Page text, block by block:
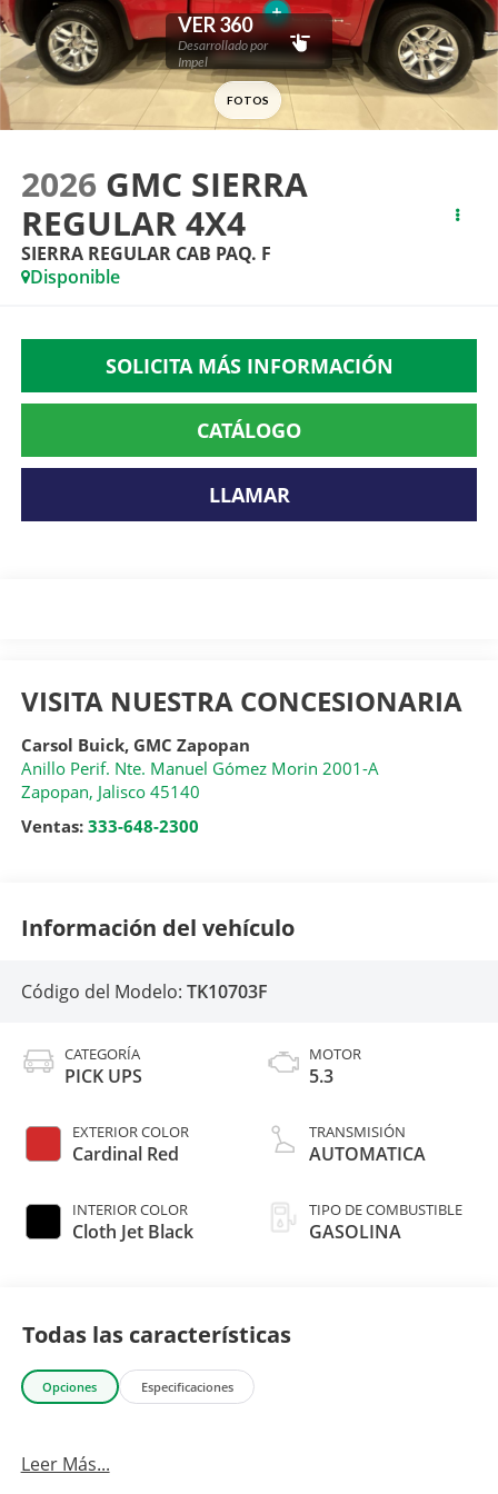
2026 GMC SIERRA
REGULAR 4X4
SIERRA REGULAR CAB PAQ. F
Disponible
SOLICITA MÁS INFORMACIÓN
CATÁLOGO
LLAMAR
VISITA NUESTRA CONCESIONARIA
Carsol Buick, GMC Zapopan
Anillo Perif. Nte. Manuel Gómez Morin 2001-A
Zapopan, Jalisco 45140
Ventas: 333-648-2300
Información del vehículo
Código del Modelo: TK10703F
CATEGORÍA
PICK UPS
EXTERIOR COLOR
Cardinal Red
INTERIOR COLOR
Cloth Jet Black
MOTOR
5.3
TRANSMISIÓN
AUTOMATICA
TIPO DE COMBUSTIBLE
GASOLINA
Todas las características
Opciones Especificaciones
Leer Más...